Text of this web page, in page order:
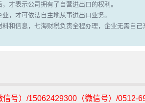
才表示公司拥有了自营进出口的权利。
，才可依法自主地从事进出口业务。
和信息，七海财税负责全程办理，企业无需自己
信号）/15062429300（微信号）/0512-